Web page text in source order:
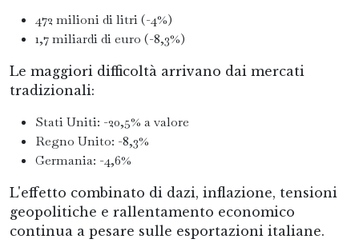
472 milioni di litri (-4%)
1,7 miliardi di euro (-8,3%)
Le maggiori difficoltà arrivano dai mercati
tradizionali:
Stati Uniti: -20,5% a valore
Regno Unito: -8,3%
Germania: -4,6%
L'effetto combinato di dazi, inflazione, tensioni
geopolitiche e rallentamento economico
continua a pesare sulle esportazioni italiane.